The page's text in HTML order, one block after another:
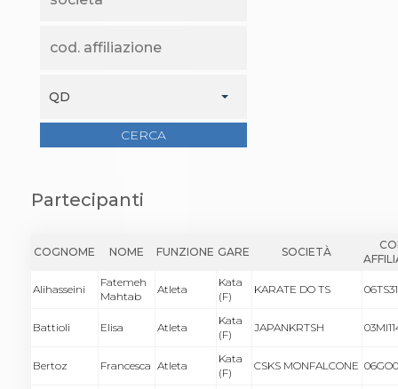
Corso dirigenti sportivi
Corso Direttore di Gara
Sportello Fiscale
Modulistica
FAQ
QD
CERCA
Partecipanti
COGNOME NOME FUNZIONE GARE SOCIETÀ
Alihasseini
Fatemeh
Mahtab
Atleta
Kata
(F)
KARATE DO TS
Battioli Elisa Atleta
Kata
(F)
JAPANKRTSH
Bertoz Francesca Atleta
Kata
(F)
CSKS MONFALCONE